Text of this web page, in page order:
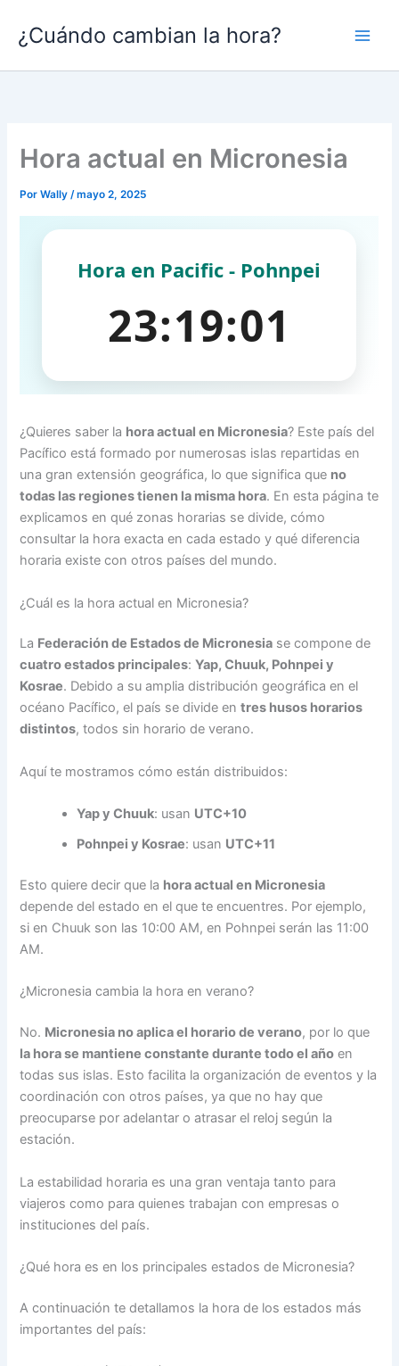
contenido
¿Cuándo cambian la hora?
Hora actual en Micronesia
PorWally/mayo 2, 2025
¿Quieres saber la hora actual en Micronesia? Este país del
Pacífico está formado por numerosas islas repartidas en
una gran extensión geográfica, lo que significa que no
todas las regiones tienen la misma hora. En esta página te
explicamos en qué zonas horarias se divide, cómo
consultar la hora exacta en cada estado y qué diferencia
horaria existe con otros países del mundo.
¿Cuál es la hora actual en Micronesia?
La Federación de Estados de Micronesia se compone de
cuatro estados principales:Yap, Chuuk, Pohnpei y
Kosrae. Debido a su amplia distribución geográfica en el
océano Pacífico, el país se divide entres husos horarios
distintos, todos sin horario de verano.
Aquí te mostramos cómo están distribuidos:
Yap y Chuuk: usan UTC+10
Pohnpei y Kosrae: usan UTC+11
Esto quiere decir que la hora actual en Micronesia
depende del estado en el que te encuentres. Por ejemplo,
si en Chuuk son las 10:00 AM, en Pohnpei serán las 11:00
AM.
¿Micronesia cambia la hora en verano?
No. Micronesia no aplica el horario de verano, por lo que
la hora se mantiene constante durante todo el año en
todas sus islas. Esto facilita la organización de eventos y la
coordinación con otros países, ya que no hay que
preocuparse por adelantar o atrasar el reloj según la
estación.
La estabilidad horaria es una gran ventaja tanto para
viajeros como para quienes trabajan con empresas o
instituciones del país.
¿Qué hora es en los principales estados de Micronesia?
A continuación te detallamos la hora de los estados más
importantes del país: